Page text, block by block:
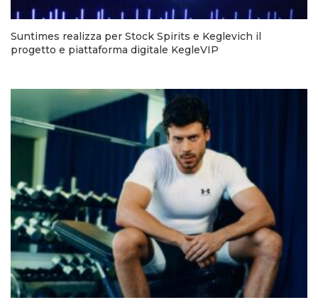
Suntimes realizza per Stock Spirits e Keglevich il
progetto e piattaforma digitale KegleVIP